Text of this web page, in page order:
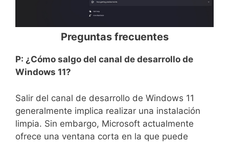
Preguntas frecuentes
P: ¿Cómo salgo del canal de desarrollo de
Windows 11?
Salir del canal de desarrollo de Windows 11
generalmente implica realizar una instalación
limpia. Sin embargo, Microsoft actualmente
ofrece una ventana corta en la que puede